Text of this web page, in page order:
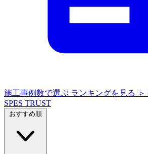
施工事例数で選ぶ ランキングを見る ＞
SPES TRUST
おすすめ順